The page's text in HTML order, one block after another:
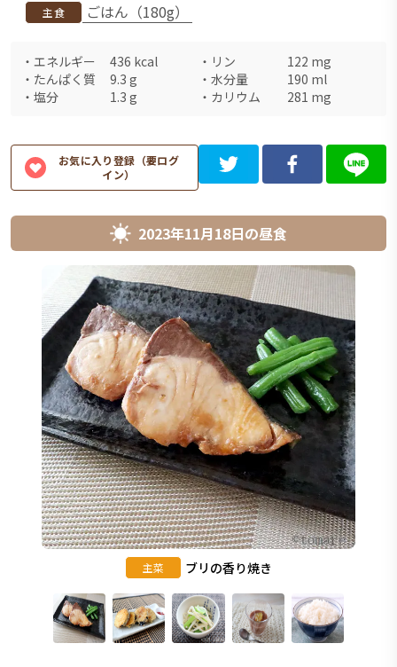
主食 ごはん（180g）
・ エネルギー 436 kcal ・ リン 122 mg
・ たんぱく質 9.3 g ・ 水分量 190 ml
・ 塩分 1.3 g ・ カリウム 281 mg
お気に入り登録（要ログ
イン）
2023年11月18日の昼食
主菜 ブリの香り焼き